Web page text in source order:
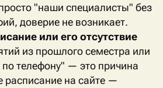
"наши специалисты" без
доверие не возникает.
или его отсутствие
из прошлого семестра или
по телефону" — это причина
расписание на сайте —